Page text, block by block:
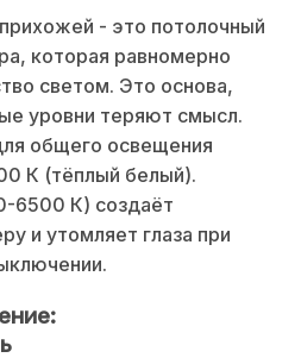
- это потолочный
которая равномерно
светом. Это основа,
уровни теряют смысл.
общего освещения
К (тёплый белый).
6500 К) создаёт
и утомляет глаза при